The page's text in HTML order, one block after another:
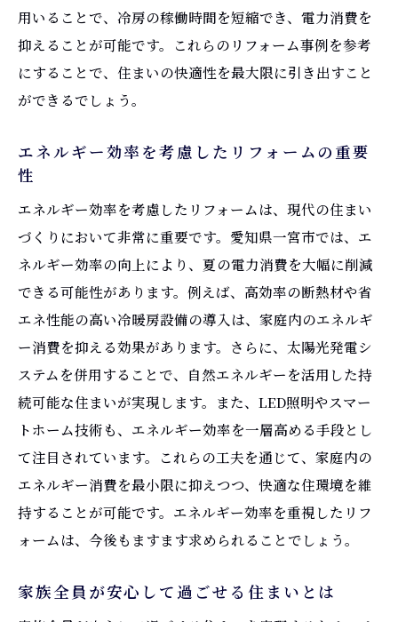
安全性と快適性を両立する住まい
バリアフリーデザインの取り入れ方
子供や高齢者に優しい住まいづくり
愛知県一宮市で実現する安心の住まい
エネルギー効率を高めるリフォームで涼しい夏
省エネ家電の導入とリフォームの相乗効果
エネルギー効率を向上させる断熱技術
再生可能エネルギーを活用したリフォーム
効率的な冷暖房システムの選び方
エネルギーコストを削減するリフォーム提
案
愛知県一宮市でのエコな住まいづくり
愛知県一宮市でのリフォームで叶える快適な夏
の暮らし
一宮市の気候に合った最適な住環境
用いることで、冷房の稼働時間を短縮でき、電力消費を
抑えることが可能です。これらのリフォーム事例を参考
にすることで、住まいの快適性を最大限に引き出すこと
ができるでしょう。
エネルギー効率を考慮したリフォームの重要
性
エネルギー効率を考慮したリフォームは、現代の住まい
づくりにおいて非常に重要です。愛知県一宮市では、エ
ネルギー効率の向上により、夏の電力消費を大幅に削減
できる可能性があります。例えば、高効率の断熱材や省
エネ性能の高い冷暖房設備の導入は、家庭内のエネルギ
ー消費を抑える効果があります。さらに、太陽光発電シ
ステムを併用することで、自然エネルギーを活用した持
続可能な住まいが実現します。また、LED照明やスマー
トホーム技術も、エネルギー効率を一層高める手段とし
て注目されています。これらの工夫を通じて、家庭内の
エネルギー消費を最小限に抑えつつ、快適な住環境を維
持することが可能です。エネルギー効率を重視したリフ
ォームは、今後もますます求められることでしょう。
家族全員が安心して過ごせる住まいとは